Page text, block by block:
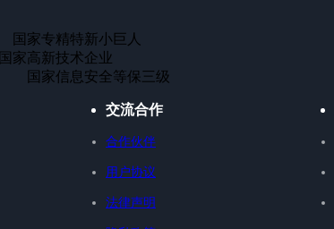
国家专精特新小巨人
国家高新技术企业
国家信息安全等保三级
交流合作
合作伙伴
用户协议
法律声明